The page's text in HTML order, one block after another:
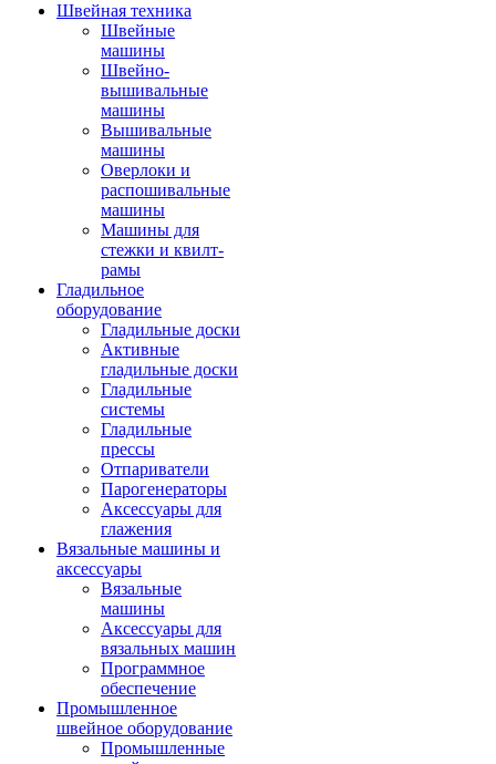
Швейная техника
Швейные
машины
Швейно-
вышивальные
машины
Вышивальные
машины
Оверлоки и
распошивальные
машины
Машины для
стежки и квилт-
рамы
Гладильное
оборудование
Гладильные доски
Активные
гладильные доски
Гладильные
системы
Гладильные
прессы
Отпариватели
Парогенераторы
Аксессуары для
глажения
Вязальные машины и
аксессуары
Вязальные
машины
Аксессуары для
вязальных машин
Программное
обеспечение
Промышленное
швейное оборудование
Промышленные